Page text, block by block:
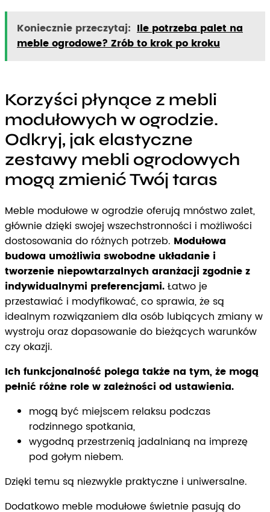
Koniecznie przeczytaj: Ile potrzeba palet na
meble ogrodowe? Zrób to krok po kroku
Korzyści płynące z mebli
modułowych w ogrodzie.
Odkryj, jak elastyczne
zestawy mebli ogrodowych
mogą zmienić Twój taras
Meble modułowe w ogrodzie oferują mnóstwo zalet,
głównie dzięki swojej wszechstronności i możliwości
dostosowania do różnych potrzeb. Modułowa
budowa umożliwia swobodne układanie i
tworzenie niepowtarzalnych aranżacji zgodnie z
indywidualnymi preferencjami.Łatwo je
przestawiać i modyfikować, co sprawia, że są
idealnym rozwiązaniem dla osób lubiących zmiany w
wystroju oraz dopasowanie do bieżących warunków
czy okazji.
Ich funkcjonalność polega także na tym, że mogą
pełnić różne role w zależności od ustawienia.
mogą być miejscem relaksu podczas
rodzinnego spotkania,
wygodną przestrzenią jadalnianą na imprezę
pod gołym niebem.
Dzięki temu są niezwykle praktyczne i uniwersalne.
Dodatkowo meble modułowe świetnie pasują do